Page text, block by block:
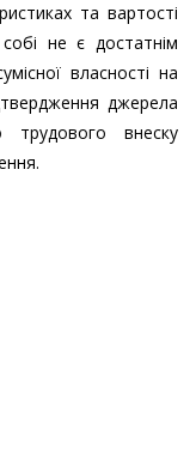
та вартості
не є достатнім
власності на
джерела
трудового внеску